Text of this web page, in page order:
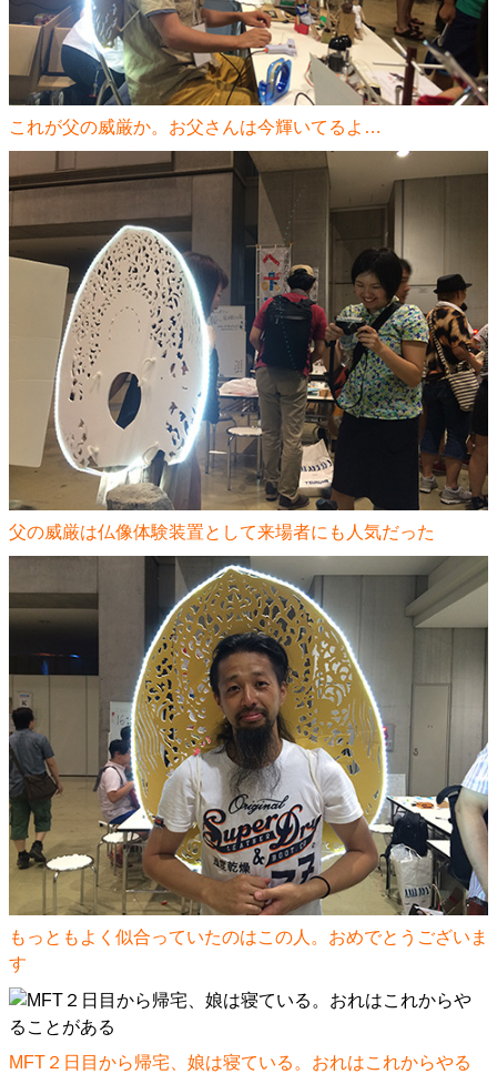
これが父の威厳か。お父さんは今輝いてるよ…
父の威厳は仏像体験装置として来場者にも人気だった
もっともよく似合っていたのはこの人。おめでとうございま
す
MFT２日目から帰宅、娘は寝ている。おれはこれからやる